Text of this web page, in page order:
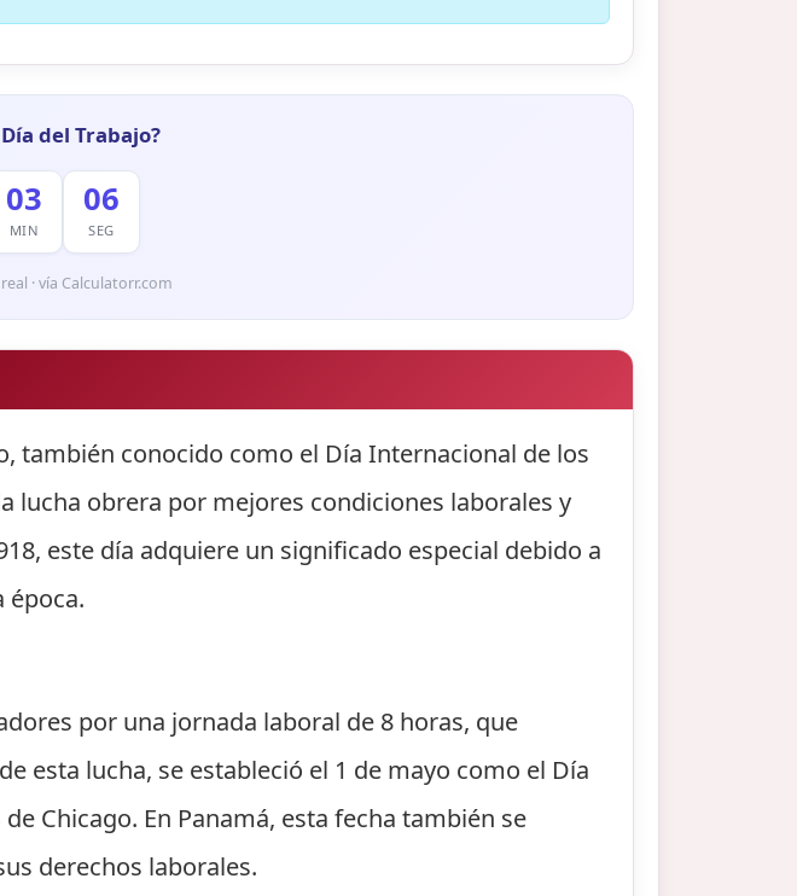
del Trabajo?
03
MIN
05
SEG
· vía Calculatorr.com
también conocido como el Día Internacional de los
lucha obrera por mejores condiciones laborales y
este día adquiere un significado especial debido a
época.
por una jornada laboral de 8 horas, que
esta lucha, se estableció el 1 de mayo como el Día
Chicago. En Panamá, esta fecha también se
derechos laborales.